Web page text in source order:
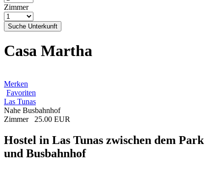
Zimmer
Suche Unterkunft
Casa Martha
Merken
Favoriten
Las Tunas
Nahe Busbahnhof
Zimmer
25.00 EUR
Hostel in Las Tunas zwischen dem Park
und Busbahnhof